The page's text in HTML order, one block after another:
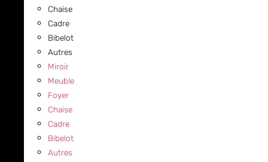
Chaise
Cadre
Bibelot
Autres
Miroir
Meuble
Foyer
Chaise
Cadre
Bibelot
Autres